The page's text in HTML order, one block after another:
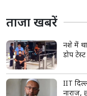
लव बाइट प्यार की
सकती है।
एक छोटा सा निशान
जानिए कब हिक्की